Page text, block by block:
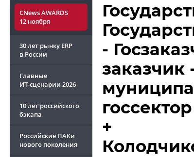
CNews AWARDS
12 ноября
30 лет рынку ERP
в России
Главные
ИТ-сценарии 2026
10 лет российского
бэкапа
Российские ПАКи
нового поколения
-
заказчик
+